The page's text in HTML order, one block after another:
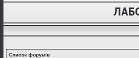
Список форумів